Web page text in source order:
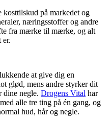
kosttilskud på markedet og
næringsstoffer og andre
fra mærke til mærke, og alt
er.
at give dig en
glød, mens andre styrker dit
dine negle. Drogens Vital har
alle tre ting på én gang, og
hud, hår og negle.